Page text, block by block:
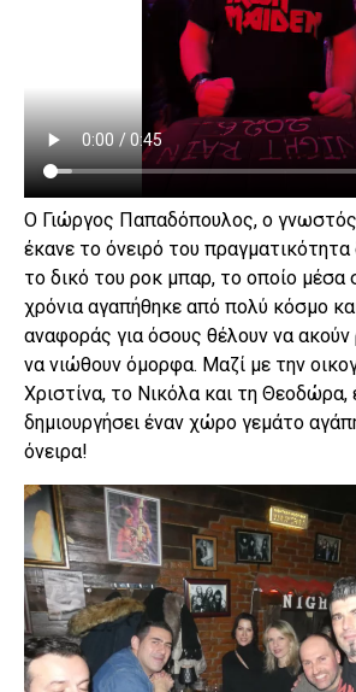
Ο Γιώργος Παπαδόπουλος, ο
έκανε το όνειρό του
το δικό του ροκ μπαρ, το οποίο μέσα
χρόνια αγαπήθηκε από πολύ κόσμο
αναφοράς για όσους θέλουν να ακούν
να νιώθουν όμορφα. Μαζί με την
Χριστίνα, το Νικόλα και τη Θεοδώρα,
δημιουργήσει έναν χώρο γεμάτο
όνειρα!